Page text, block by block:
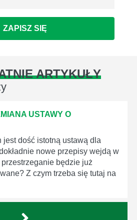
ZAPISZ SIĘ
ARTYKUŁY
USTAWY O
jest dość istotną ustawą dla
nowe przepisy wejdą w
będzie już
Z czym trzeba się tutaj na